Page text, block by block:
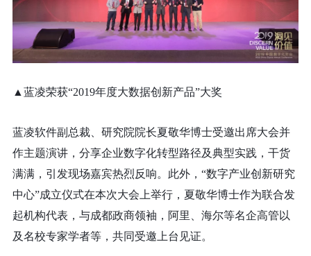
▲蓝凌荣获“2019年度大数据创新产品”大奖
蓝凌软件副总裁、研究院院长夏敬华博士受邀出席大会并
作主题演讲，分享企业数字化转型路径及典型实践，干货
满满，引发现场嘉宾热烈反响。此外，“数字产业创新研究
中心”成立仪式在本次大会上举行，夏敬华博士作为联合发
起机构代表，与成都政商领袖，阿里、海尔等名企高管以
及名校专家学者等，共同受邀上台见证。